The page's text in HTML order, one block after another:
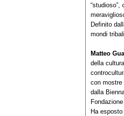
Definito
mondi
Matteo
della
con mostre
dalla
Ha